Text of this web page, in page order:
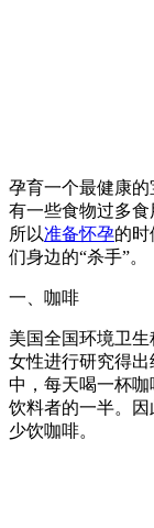
孕育一个最健康的
有一些食物过多食
所以准备怀孕的
们身边的“杀手”。
一、咖啡
美国全国环境卫
女性进行研究得
中，每天喝一杯
饮料者的一半。
少饮咖啡。